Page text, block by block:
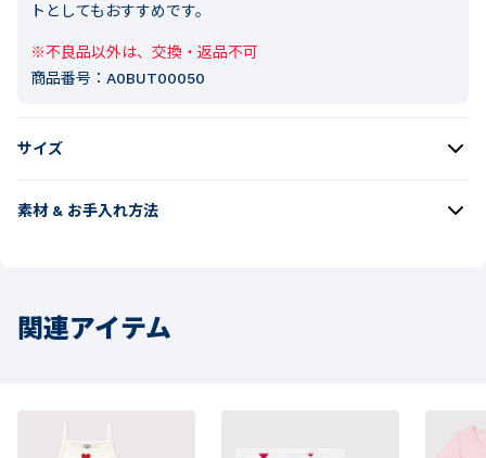
トとしてもおすすめです。
※不良品以外は、交換・返品不可
商品番号： A0BUT00050
サイズ
素材 & お手入れ方法
関連アイテム